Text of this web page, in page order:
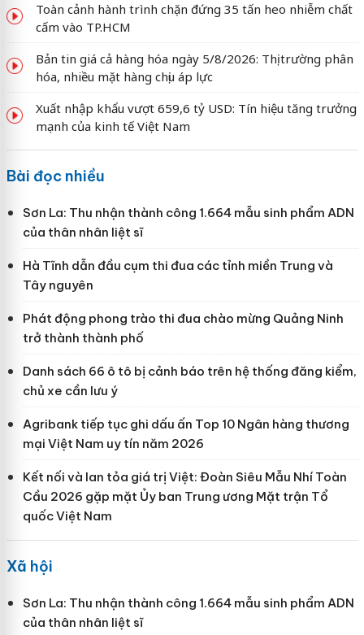
Toàn cảnh hành trình chặn đứng 35 tấn heo nhiễm chất
cấm vào TP.HCM
Bản tin giá cả hàng hóa ngày 5/8/2026: Thị trường phân
hóa, nhiều mặt hàng chịu áp lực
Xuất nhập khẩu vượt 659,6 tỷ USD: Tín hiệu tăng trưởng
mạnh của kinh tế Việt Nam
Bài đọc nhiều
Sơn La: Thu nhận thành công 1.664 mẫu sinh phẩm ADN
của thân nhân liệt sĩ
Hà Tĩnh dẫn đầu cụm thi đua các tỉnh miền Trung và
Tây nguyên
Phát động phong trào thi đua chào mừng Quảng Ninh
trở thành thành phố
Danh sách 66 ô tô bị cảnh báo trên hệ thống đăng kiểm,
chủ xe cần lưu ý
Agribank tiếp tục ghi dấu ấn Top 10 Ngân hàng thương
mại Việt Nam uy tín năm 2026
Kết nối và lan tỏa giá trị Việt: Đoàn Siêu Mẫu Nhí Toàn
Cầu 2026 gặp mặt Ủy ban Trung ương Mặt trận Tổ
quốc Việt Nam
Xã hội
Sơn La: Thu nhận thành công 1.664 mẫu sinh phẩm ADN
của thân nhân liệt sĩ